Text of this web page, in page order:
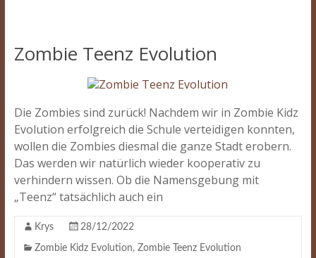
Zombie Teenz Evolution
Die Zombies sind zurück! Nachdem wir in Zombie Kidz
Evolution erfolgreich die Schule verteidigen konnten,
wollen die Zombies diesmal die ganze Stadt erobern.
Das werden wir natürlich wieder kooperativ zu
verhindern wissen. Ob die Namensgebung mit
„Teenz“ tatsächlich auch ein
Krys 28/12/2022
Zombie Kidz Evolution, Zombie Teenz Evolution